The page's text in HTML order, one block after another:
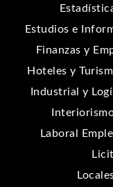
Estudios e
Finanzas y
Hoteles y
Industrial y
Laboral